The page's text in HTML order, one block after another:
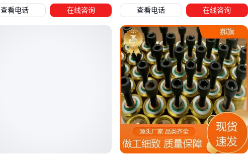
评估垫板性能时，建议先确认三个关键匹配点：
尺寸与垫板有效接触面积的关系
最大工作载荷与垫板抗压强度的安全余量
设备振动频率与垫板固有频率的错位程度
对于需要频繁更换模具的生产线，可拆卸式模具减震板
能显
著提升换模效率。其自粘设计既保证定位精度，又避免传统螺
栓固定导致的板材变形问题。
模具固定板
、支撑块等组件的
兼容性，这关系到整套模具系统的稳定性。
查看电话 在线咨询 查看电话 在线咨询